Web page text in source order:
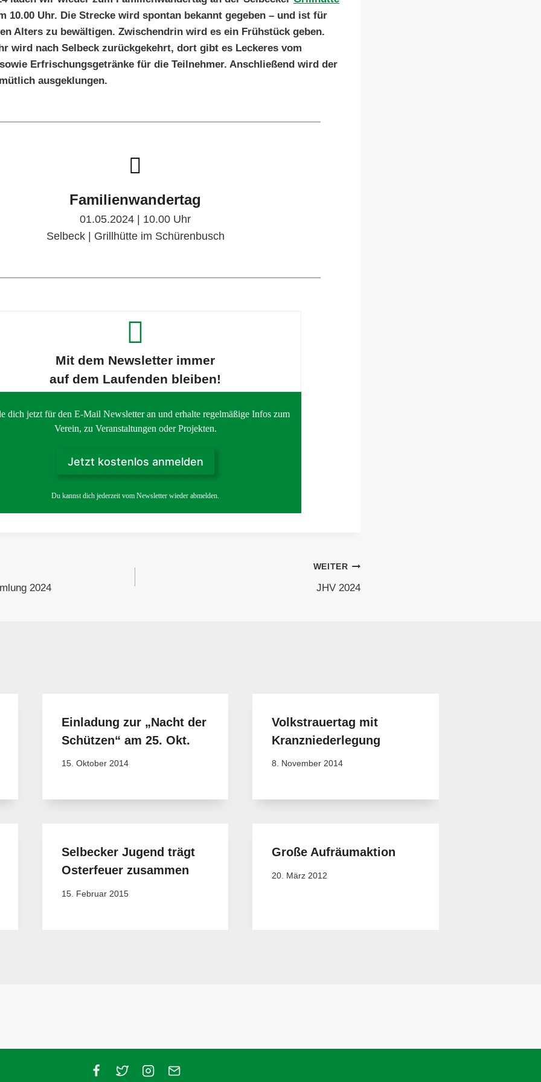
10.00 Uhr. Die Strecke wird spontan bekannt gegeben – und ist für
Alters zu bewältigen. Zwischendrin wird es ein Frühstück geben.
wird nach Selbeck zurückgekehrt, dort gibt es Leckeres vom
Erfrischungsgetränke für die Teilnehmer. Anschließend wird der
ausgeklungen.
Familienwandertag
01.05.2024 | 10.00 Uhr
Selbeck | Grillhütte im Schürenbusch
Mit dem Newsletter immer
auf dem Laufenden bleiben!
dich jetzt für den E-Mail Newsletter an und erhalte regelmäßige Infos zum
Verein, zu Veranstaltungen oder Projekten.
Jetzt kostenlos anmelden
Du kannst dich jederzeit vom Newsletter wieder abmelden.
2024
WEITER
JHV 2024
Einladung zur „Nacht der
Schützen“ am 25. Okt.
15. Oktober 2014
Volkstrauertag mit
Kranzniederlegung
8. November 2014
Selbecker Jugend trägt
Osterfeuer zusammen
15. Februar 2015
Große Aufräumaktion
20. März 2012